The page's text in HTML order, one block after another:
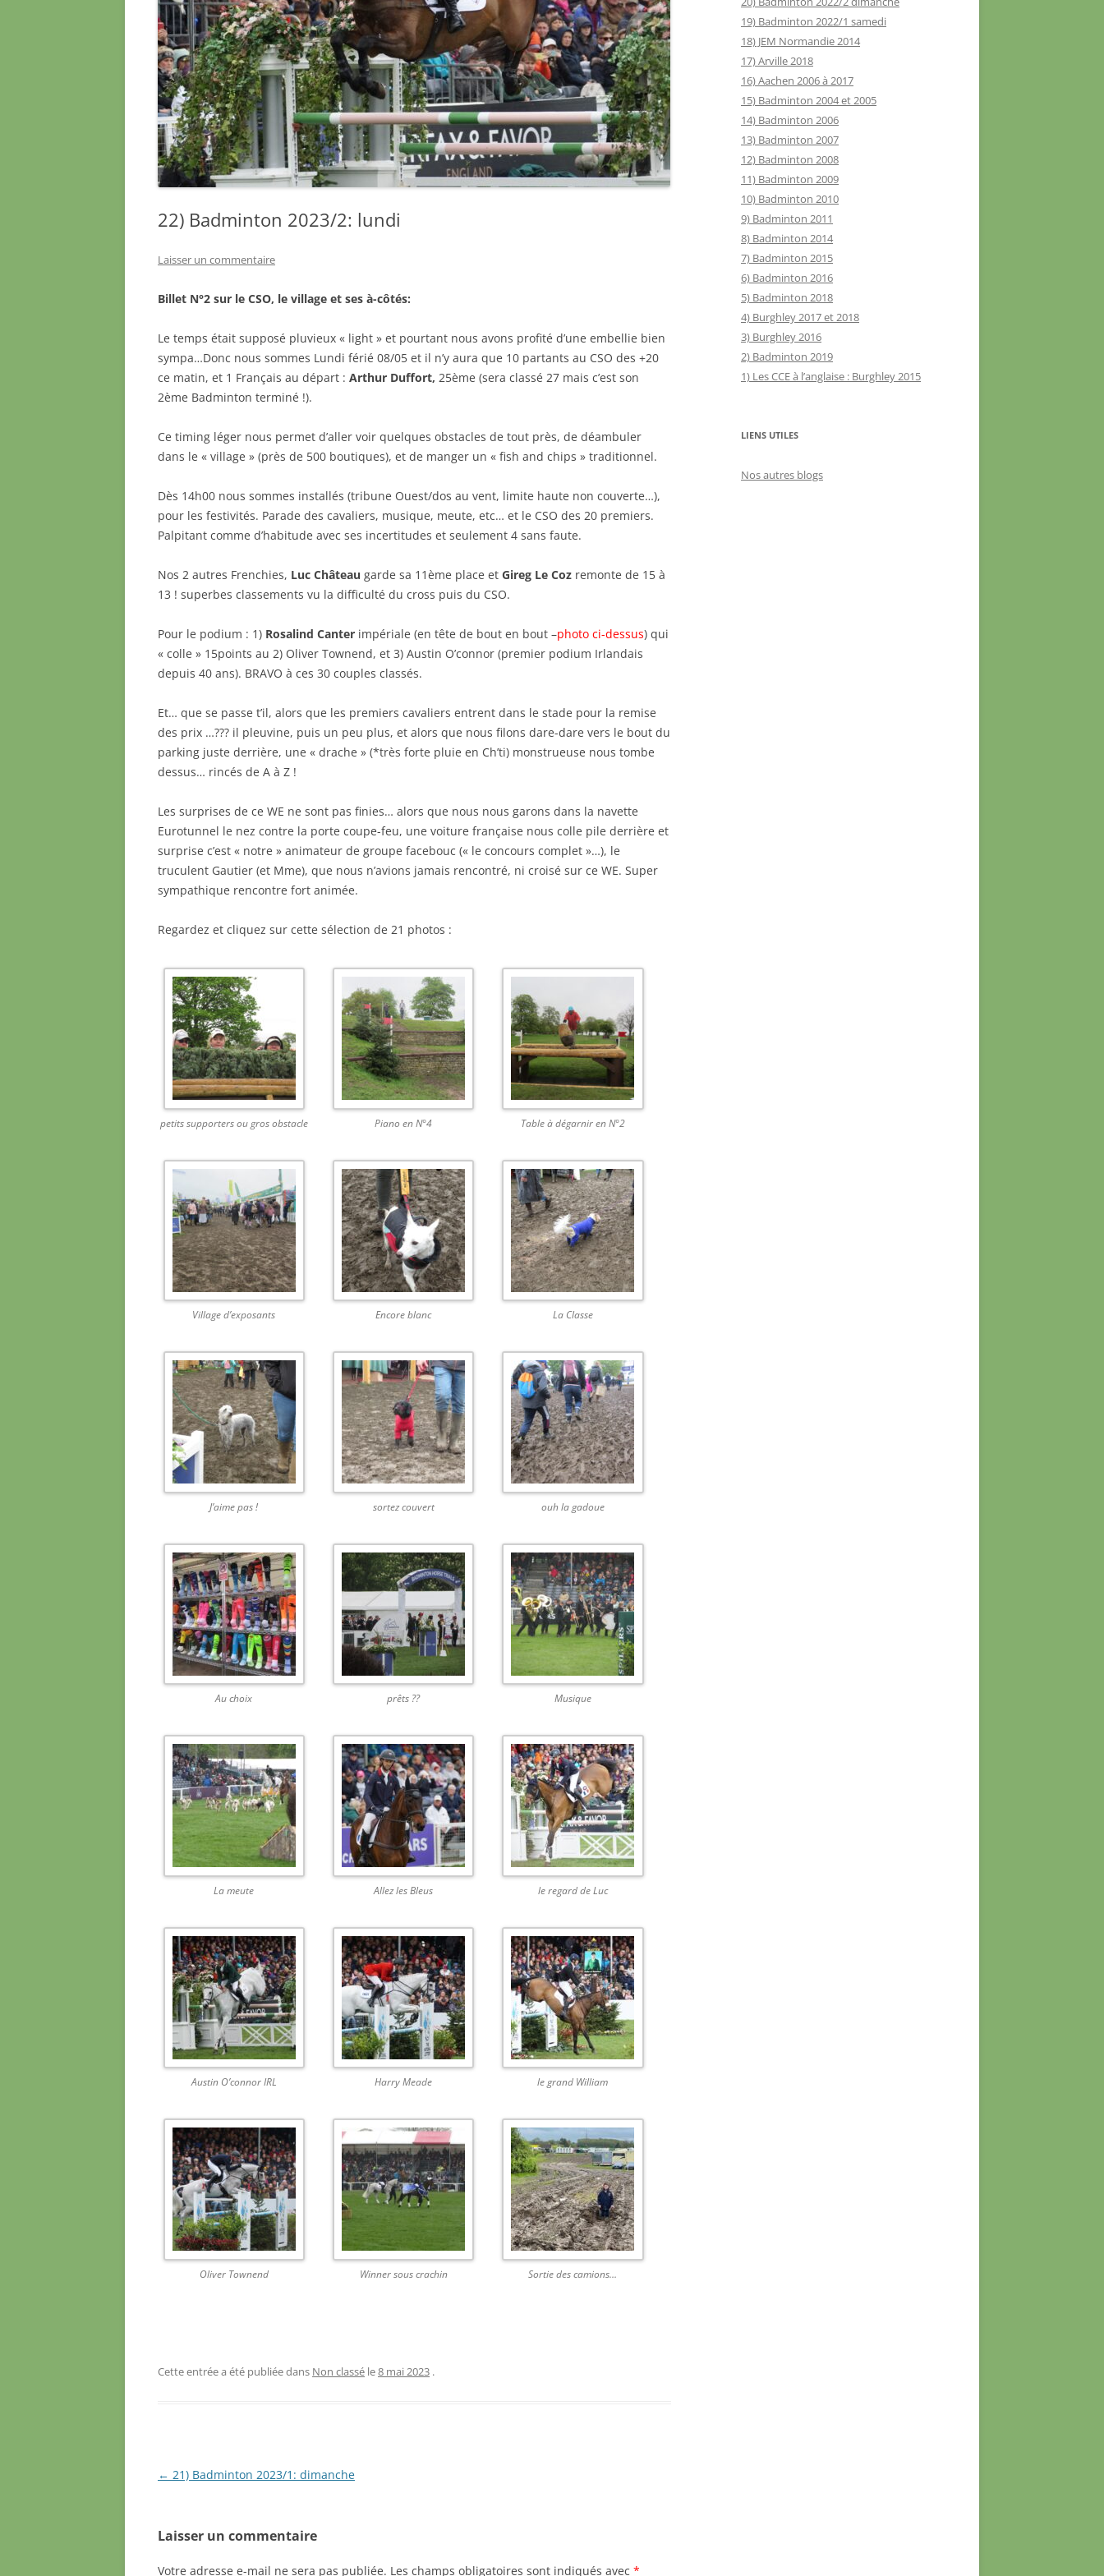
22) Badminton 2023/2: lundi
Laisser un commentaire
Billet N°2 sur le CSO, le village et ses à-côtés:
Le temps était supposé pluvieux « light » et pourtant nous avons profité d’une embellie bien
sympa…Donc nous sommes Lundi férié 08/05 et il n’y aura que 10 partants au CSO des +20
ce matin, et 1 Français au départ : Arthur Duffort, 25ème (sera classé 27 mais c’est son
2ème Badminton terminé !).
Ce timing léger nous permet d’aller voir quelques obstacles de tout près, de déambuler
dans le « village » (près de 500 boutiques), et de manger un « fish and chips » traditionnel.
Dès 14h00 nous sommes installés (tribune Ouest/dos au vent, limite haute non couverte…),
pour les festivités. Parade des cavaliers, musique, meute, etc… et le CSO des 20 premiers.
Palpitant comme d’habitude avec ses incertitudes et seulement 4 sans faute.
Nos 2 autres Frenchies, Luc Château garde sa 11ème place et Gireg Le Coz remonte de 15 à
13 ! superbes classements vu la difficulté du cross puis du CSO.
Pour le podium : 1) Rosalind Canter impériale (en tête de bout en bout –photo ci-dessus) qui
« colle » 15points au 2) Oliver Townend, et 3) Austin O’connor (premier podium Irlandais
depuis 40 ans). BRAVO à ces 30 couples classés.
Et… que se passe t’il, alors que les premiers cavaliers entrent dans le stade pour la remise
des prix …??? il pleuvine, puis un peu plus, et alors que nous filons dare-dare vers le bout du
parking juste derrière, une « drache » (*très forte pluie en Ch’ti) monstrueuse nous tombe
dessus… rincés de A à Z !
Les surprises de ce WE ne sont pas finies… alors que nous nous garons dans la navette
Eurotunnel le nez contre la porte coupe-feu, une voiture française nous colle pile derrière et
surprise c’est « notre » animateur de groupe facebouc (« le concours complet »…), le
truculent Gautier (et Mme), que nous n’avions jamais rencontré, ni croisé sur ce WE. Super
sympathique rencontre fort animée.
Regardez et cliquez sur cette sélection de 21 photos :
petits supporters ou gros obstacle Piano en N°4 Table à dégarnir en N°2
Village d’exposants Encore blanc La Classe
J’aime pas ! sortez couvert ouh la gadoue
Au choix prêts ?? Musique
La meute Allez les Bleus le regard de Luc
Austin O’connor IRL Harry Meade le grand William
Oliver Townend Winner sous crachin Sortie des camions…
Cette entrée a été publiée dans Non classé le8 mai 2023 .
Navigation
← 21) Badminton 2023/1: dimanche
Laisser un commentaire
Votre adresse e-mail ne sera pas publiée. Les champs obligatoires sont indiqués avec *
19) Badminton 2022/1 samedi
18) JEM Normandie 2014
17) Arville 2018
16) Aachen 2006 à 2017
15) Badminton 2004 et 2005
14) Badminton 2006
13) Badminton 2007
12) Badminton 2008
11) Badminton 2009
10) Badminton 2010
9) Badminton 2011
8) Badminton 2014
7) Badminton 2015
6) Badminton 2016
5) Badminton 2018
4) Burghley 2017 et 2018
3) Burghley 2016
2) Badminton 2019
1) Les CCE à l’anglaise : Burghley 2015
LIENS UTILES
Nos autres blogs